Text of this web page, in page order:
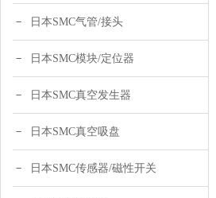
日本SMC气管/接头
日本SMC模块/定位器
日本SMC真空发生器
日本SMC真空吸盘
日本SMC传感器/磁性开关